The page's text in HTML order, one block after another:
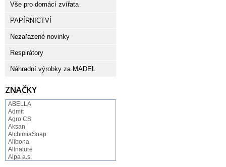
Vše pro domácí zvířata
PAPÍRNICTVÍ
Nezařazené novinky
Respirátory
Náhradní výrobky za MADEL
ZNAČKY
ABELLA
Admit
Agro CS
Aksan
AlchimiaSoap
Alibona
Allnature
Alpa a.s.